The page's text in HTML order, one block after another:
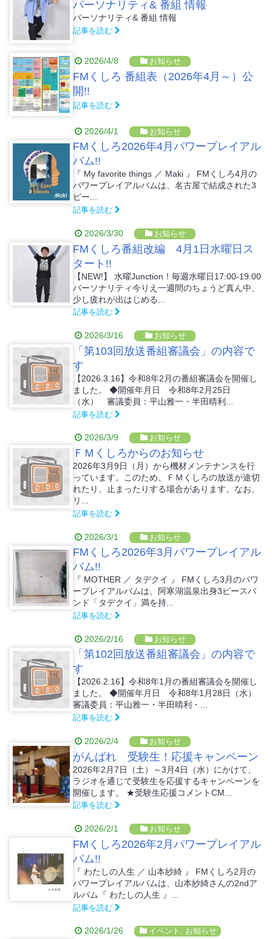
パーソナリティ& 番組 情報
パーソナリティ& 番組 情報
記事を読む
2026/4/8 お知らせ
FMくしろ 番組表（2026年4月～）公
開!!
記事を読む
2026/4/1 お知らせ
FMくしろ2026年4月パワープレイアル
バム!!
『 My favorite things ／ Maki 』 FMくしろ4月の
パワープレイアルバムは、名古屋で結成された3
ピー...
記事を読む
2026/3/30 お知らせ
FMくしろ番組改編 4月1日水曜日ス
タート!!
【NEW!】 水曜Junction！毎週水曜日17:00-19:00
パーソナリティ今りえ一週間のちょうど真ん中、
少し疲れが出はじめる...
記事を読む
2026/3/16 お知らせ
「第103回放送番組審議会」の内容で
す
【2026.3.16】令和8年2月の番組審議会を開催し
ました。 ◆開催年月日 令和8年2月25日
（水） 審議委員：平山雅一・半田晴利...
記事を読む
2026/3/9 お知らせ
ＦＭくしろからのお知らせ
2026年3月9日（月）から機材メンテナンスを行
っています。このため、ＦＭくしろの放送が途切
れたり、止まったりする場合があります。なお、
リ...
記事を読む
2026/3/1 お知らせ
FMくしろ2026年3月パワープレイアル
バム!!
『 MOTHER ／ タデクイ 』 FMくしろ3月のパワ
ープレイアルバムは、阿寒湖温泉出身3ピースバ
ンド「タデクイ」満を持...
記事を読む
2026/2/16 お知らせ
「第102回放送番組審議会」の内容で
す
【2026.2.16】令和8年1月の番組審議会を開催し
ました。 ◆開催年月日 令和8年1月28日（水）
審議委員：平山雅一・半田晴利・...
記事を読む
2026/2/4 お知らせ
がんばれ 受験生！応援キャンペーン
2026年2月7日（土）～3月4日（水）にかけて、
ラジオを通じて受験生を応援するキャンペーンを
開催します。 ★受験生応援コメントCM...
記事を読む
2026/2/1 お知らせ
FMくしろ2026年2月パワープレイアル
バム!!
『 わたしの人生 ／ 山本紗綺 』 FMくしろ2月の
パワープレイアルバムは、山本紗綺さんの2ndア
ルバム『 わたしの人生 』...
記事を読む
2026/1/26 イベント , お知らせ